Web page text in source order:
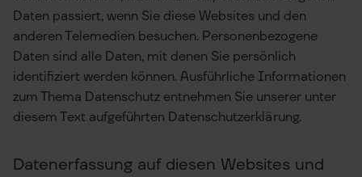
Daten passiert, wenn Sie diese Websites und den
anderen Telemedien besuchen. Personenbezogene
Daten sind alle Daten, mit denen Sie persönlich
identifiziert werden können. Ausführliche Informationen
zum Thema Datenschutz entnehmen Sie unserer unter
diesem Text aufgeführten Datenschutzerklärung.
Datenerfassung auf diesen Websites und